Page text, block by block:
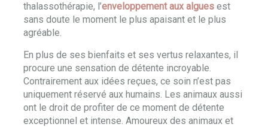
thalassothérapie, l’enveloppement aux algues est
sans doute le moment le plus apaisant et le plus
agréable.
En plus de ses bienfaits et ses vertus relaxantes, il
procure une sensation de détente incroyable.
Contrairement aux idées reçues, ce soin n’est pas
uniquement réservé aux humains. Les animaux aussi
ont le droit de profiter de ce moment de détente
exceptionnel et intense. Amoureux des animaux et